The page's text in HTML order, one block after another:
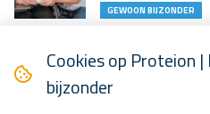
GEWOON BIJZONDER
Snel helemaal
Cookies op Proteion
bijzonder